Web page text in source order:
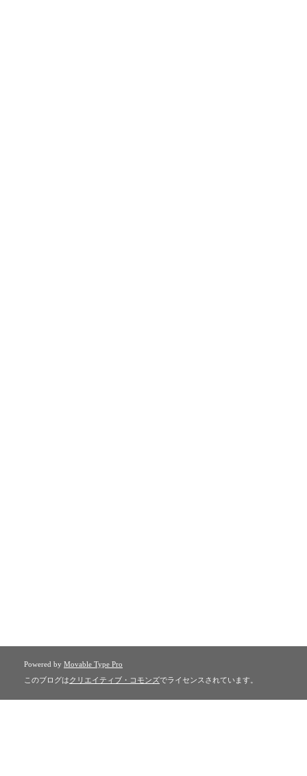
Powered by Movable Type Pro
このブログはクリエイティブ・コモンズでライセンスされています。